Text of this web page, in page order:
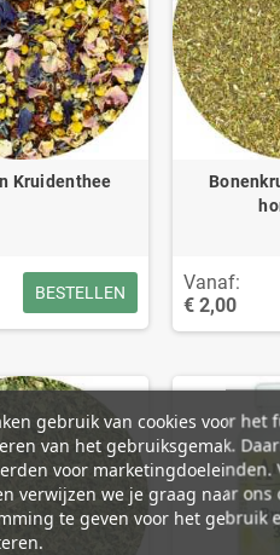
Kruidenthee
BESTELLEN
Vanaf:
€ 2,00
gebruik van cookies voor
van het gebruiksgemak.
voor
verwijzen we je graag naar ons
te geven voor het gebruik